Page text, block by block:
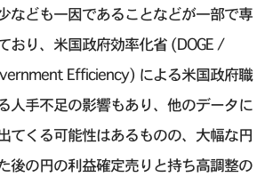
なども一因であることなどが一部で専
おり、米国政府効率化省 (DOGE /
Efficiency) による米国政府職
人手不足の影響もあり、他のデータに
てくる可能性はあるものの、大幅な円
後の円の利益確定売りと持ち高調整の